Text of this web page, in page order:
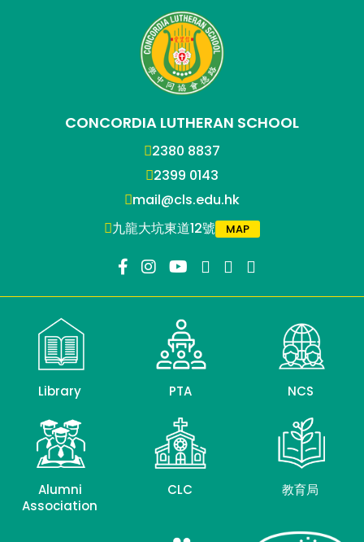
CONCORDIA LUTHERAN SCHOOL
2380 8837
2399 0143
mail@cls.edu.hk
九龍大坑東道12號
MAP
Library PTA NCS
Alumni
Association
CLC 教育局